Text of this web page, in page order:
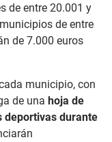
de entre 20.001 y
de entre
de 7.000 euros
municipio, con
de una hoja de
deportivas durante